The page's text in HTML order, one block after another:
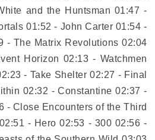
and the Huntsman 01:47 -
01:52 - John Carter 01:54 -
- The Matrix Revolutions 02:04
Horizon 02:13 - Watchmen
- Take Shelter 02:27 - Final
02:32 - Constantine 02:37 -
- Close Encounters of the Third
- Hero 02:53 - 300 02:56 -